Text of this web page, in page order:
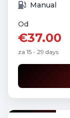
Manual
Od
€37.00
za 15 - 29 days